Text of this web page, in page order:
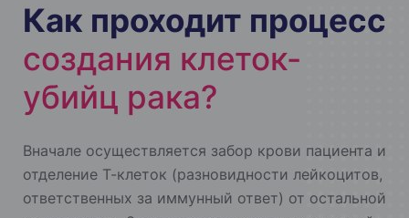
Как проходит процесс
создания клеток-
убийц рака?
Вначале осуществляется забор крови пациента и
отделение Т-клеток (разновидности лейкоцитов,
ответственных за иммунный ответ) от остальной